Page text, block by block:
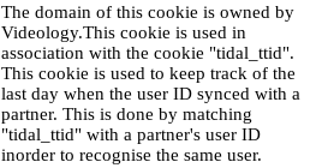
The domain of this cookie is owned by
Videology.This cookie is used in
association with the cookie "tidal_ttid".
This cookie is used to keep track of the
last day when the user ID synced with a
partner. This is done by matching
"tidal_ttid" with a partner's user ID
inorder to recognise the same user.